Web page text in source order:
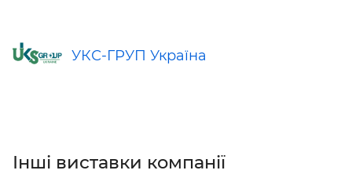
УКС-ГРУП Україна
Інші виставки компанії